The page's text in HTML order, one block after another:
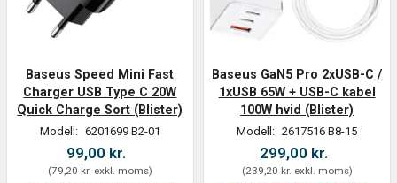
Baseus Speed Mini Fast
Charger USB Type C 20W
Quick Charge Sort (Blister)
Modell: 6201699 B2-01
99,00 kr.
(79,20 kr. exkl. moms)
Baseus GaN5 Pro 2xUSB-C /
1xUSB 65W + USB-C kabel
100W hvid (Blister)
Modell: 2617516 B8-15
299,00 kr.
(239,20 kr. exkl. moms)